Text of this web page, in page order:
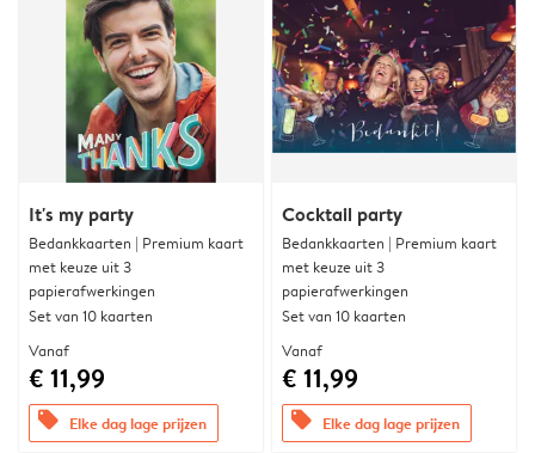
It's my party
Bedankkaarten | Premium kaart
met keuze uit 3
papierafwerkingen
Set van 10 kaarten
Vanaf
€ 11,99
offers Elke dag lage prijzen
Cocktail party
Bedankkaarten | Premium kaart
met keuze uit 3
papierafwerkingen
Set van 10 kaarten
Vanaf
€ 11,99
offers Elke dag lage prijzen